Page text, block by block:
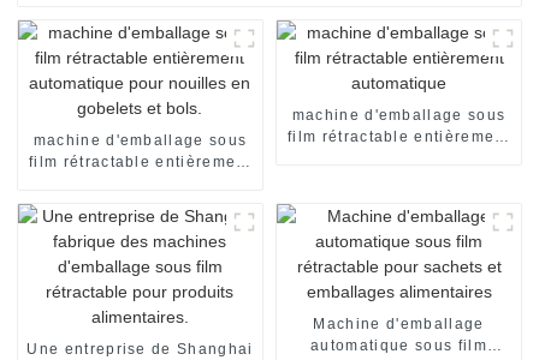
machine d'emballage sous
film rétractable entièrement
machine d'emballage sous
film rétractable entièrement
Une entreprise de Shanghai
Machine d'emballage
automatique sous film